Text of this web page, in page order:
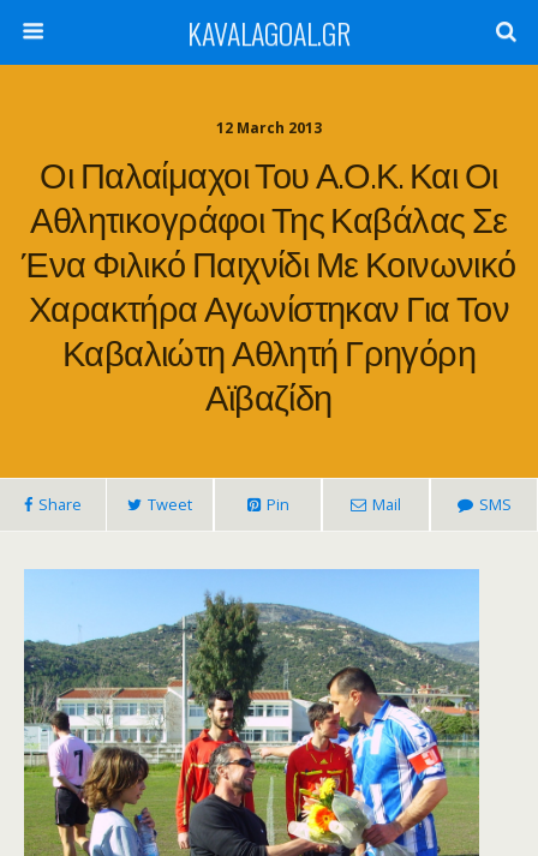
KAVALAGOAL.GR
12 March 2013
Οι Παλαίμαχοι Του Α.Ο.Κ. Και Οι
Αθλητικογράφοι Της Καβάλας Σε
Ένα Φιλικό Παιχνίδι Με Κοινωνικό
Χαρακτήρα Αγωνίστηκαν Για Τον
Καβαλιώτη Αθλητή Γρηγόρη
Αϊβαζίδη
Share Tweet Pin Mail SMS